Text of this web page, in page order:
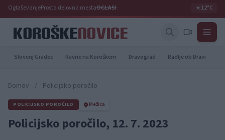
OglaševanjeProsta delovna mestaOGLASI ☀️12°C
Slovenj Gradec Ravne na Koroškem Dravograd Radlje ob Dravi
Domov / Policijsko poročilo
POLICIJSKO POROČILO Mežica
Policijsko poročilo, 12. 7. 2023